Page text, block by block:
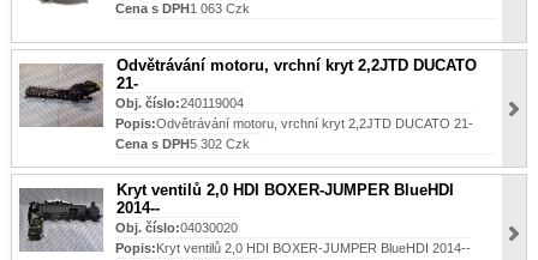
Cena s DPH1 063 Czk
Odvětrávání motoru, vrchní kryt 2,2JTD DUCATO
21-
Obj. číslo:240119004
Popis:Odvětrávání motoru, vrchní kryt 2,2JTD DUCATO 21-
Cena s DPH5 302 Czk
Kryt ventilů 2,0 HDI BOXER-JUMPER BlueHDI
2014--
Obj. číslo:04030020
Popis:Kryt ventilů 2,0 HDI BOXER-JUMPER BlueHDI 2014--